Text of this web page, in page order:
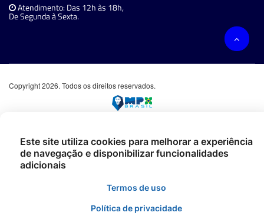
Atendimento: Das 12h às 18h,
De Segunda à Sexta.
Copyright 2026. Todos os direitos reservados.
Este site utiliza cookies para melhorar a experiência
de navegação e disponibilizar funcionalidades
adicionais
Termos de uso
Política de privacidade